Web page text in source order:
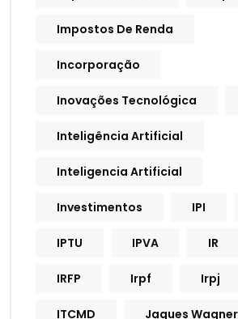
Impostos De Renda
Incorporação
Inovações Tecnológica
Inteligência Artificial
Inteligencia Artificial
Investimentos IPI
IPTU IPVA IR
IRFP Irpf Irpj
ITCMD Jaques Wagner